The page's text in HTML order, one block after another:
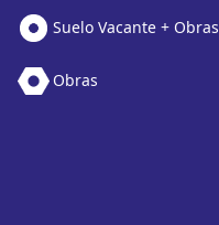
Suelo Vacante + Obras
Obras